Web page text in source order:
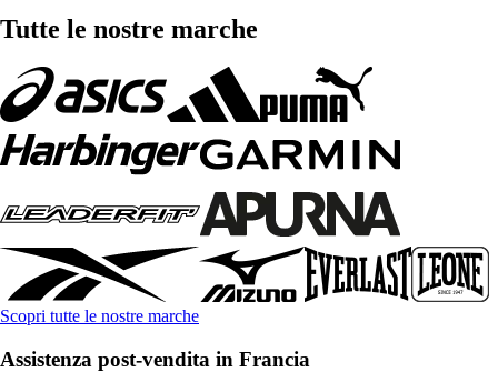
Tutte le nostre marche
Scopri tutte le nostre marche
Assistenza post-vendita in Francia